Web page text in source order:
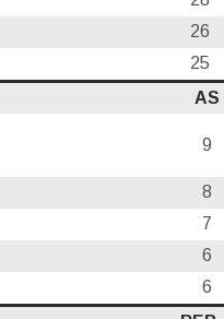
26
25
AS
9
8
7
6
6